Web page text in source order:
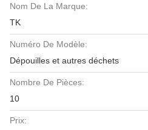
Nom De La Marque:
TK
Numéro De Modèle:
Dépouilles et autres déchets
Nombre De Pièces:
10
Prix: